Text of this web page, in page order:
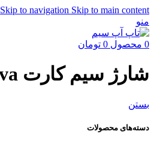
Skip to navigation Skip to main content
منو
0 محصول 0 تومان
شارژ سیم کارت Viva کویت
بستن
دسته‌های محصولات